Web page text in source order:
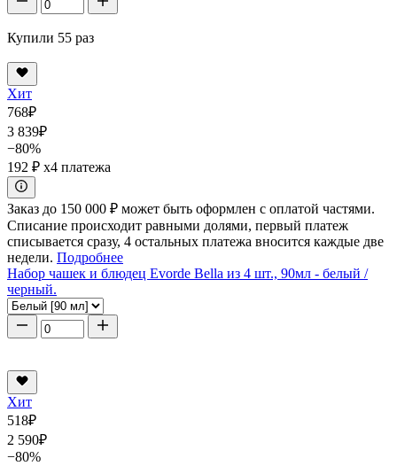
Купили 55 раз
Хит
768₽
3 839₽
−80%
192 ₽ x4 платежа
Заказ до 150 000 ₽ может быть оформлен с оплатой частями.
Списание происходит равными долями, первый платеж
списывается сразу, 4 остальных платежа вносится каждые две
недели. Подробнее
Набор чашек и блюдец Evorde Bella из 4 шт., 90мл - белый /
черный.
Хит
518₽
2 590₽
−80%